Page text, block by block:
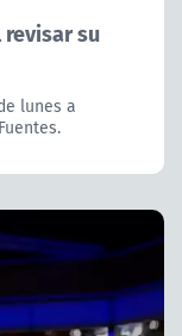
revisar su
lunes a